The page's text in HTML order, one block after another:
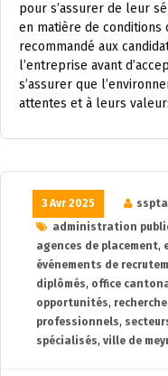
pour s’assurer de leur
en matière de conditions
recommandé aux
l’entreprise avant
s’assurer que
attentes et à leurs
3 Avr 2025 sspta
administration
agences de placement,
événements de
diplômés, office
opportunités,
professionnels,
spécialisés, ville de